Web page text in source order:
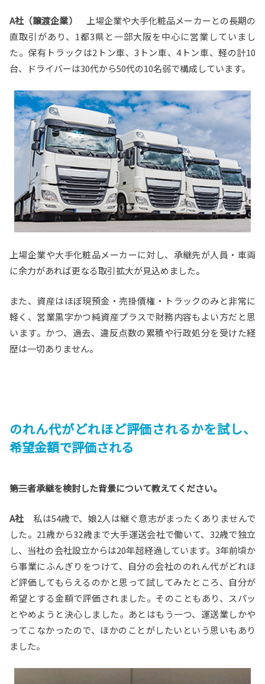
A社（譲渡企業）
上場企業や大手化粧品メーカーとの長期の
直取引があり、1都3県と一部大阪を中心に営業していまし
た。保有トラックは2トン車、3トン車、4トン車、軽の計10
台、ドライバーは30代から50代の10名弱で構成しています。
上場企業や大手化粧品メーカーに対し、承継先が人員・車両
に余力があれば更なる取引拡大が見込めました。
また、資産はほぼ現預金・売掛債権・トラックのみと非常に
軽く、営業黒字かつ純資産プラスで財務内容もよい方だと思
います。かつ、過去、違反点数の累積や行政処分を受けた経
歴は一切ありません。
のれん代がどれほど評価されるかを試し、
希望金額で評価される
――第三者承継を検討した背景について教えてください。
A社私は54歳で、娘2人は継ぐ意志がまったくありませんで
した。21歳から32歳まで大手運送会社で働いて、32歳で独立
し、当社の会社設立からは20年超経過しています。3年前頃か
ら事業にふんぎりをつけて、自分の会社ののれん代がどれほ
ど評価してもらえるのかと思って試してみたところ、自分が
希望とする金額で評価されました。そのこともあり、スパッ
とやめようと決心しました。あとはもう一つ、運送業しかや
ってこなかったので、ほかのことがしたいという思いもあり
ました。